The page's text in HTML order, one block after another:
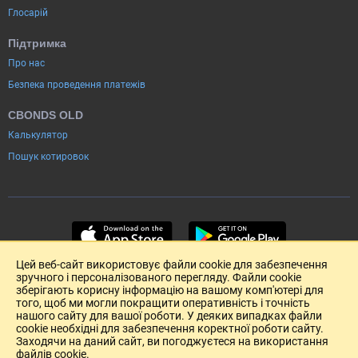
Глосарій
Підтримка
Про нас
Безпека проведення платежів
CBONDS OLD
Калькулятор
Пошук котировок
Цей веб-сайт використовує файли cookie для забезпечення
зручного і персоналізованого перегляду. Файли cookie
зберігають корисну інформацію на вашому комп'ютері для
того, щоб ми могли покращити оперативність і точність
нашого сайту для вашої роботи. У деяких випадках файли
cookie необхідні для забезпечення коректної роботи сайту.
Заходячи на даний сайт, ви погоджуєтеся на використання
файлів cookie.